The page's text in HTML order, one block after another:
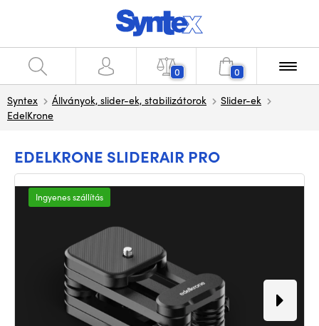
0 0
Syntex Állványok, slider-ek, stabilizátorok
Slider-ek
EdelKrone
EDELKRONE SLIDERAIR PRO
Ingyenes szállítás